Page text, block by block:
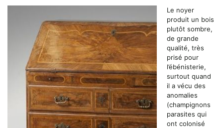
Le noyer
produit un bois
plutôt sombre,
de grande
qualité, très
prisé pour
l’ébénisterie,
surtout quand
il a vécu des
anomalies
(champignons
parasites qui
ont colonisé